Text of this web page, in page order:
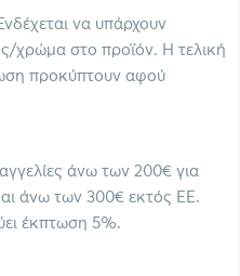
να υπάρχουν
χρώμα στο προϊόν. Η τελική
προκύπτουν αφού
άνω των 200€ για
άνω των 300€ εκτός ΕΕ.
έκπτωση 5%.